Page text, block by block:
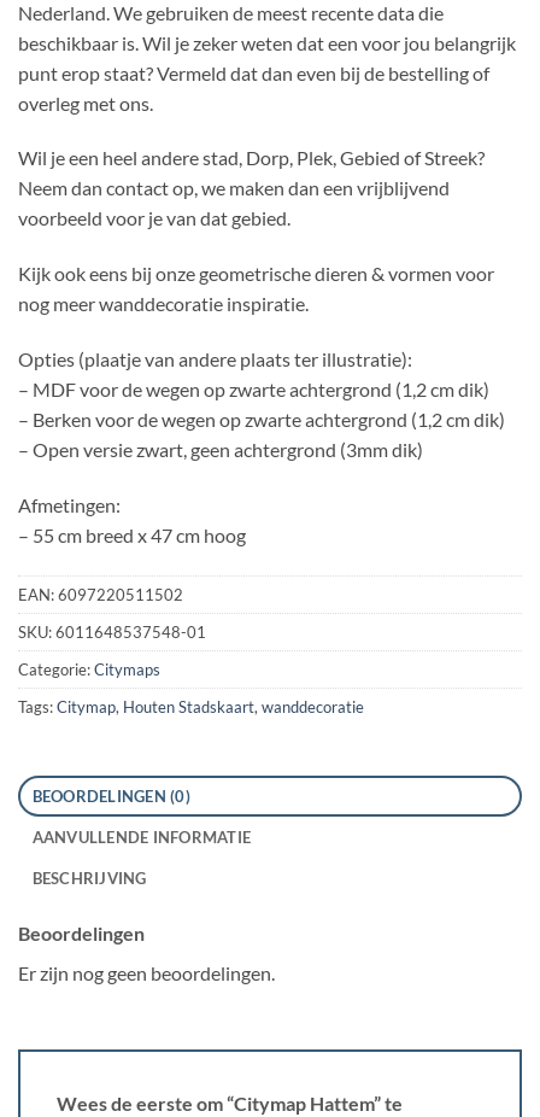
Nederland. We gebruiken de meest recente data die
beschikbaar is. Wil je zeker weten dat een voor jou belangrijk
punt erop staat? Vermeld dat dan even bij de bestelling of
overleg met ons.
Wil je een heel andere stad, Dorp, Plek, Gebied of Streek?
Neem dan contact op, we maken dan een vrijblijvend
voorbeeld voor je van dat gebied.
Kijk ook eens bij onze geometrische dieren & vormen voor
nog meer wanddecoratie inspiratie.
Opties (plaatje van andere plaats ter illustratie):
– MDF voor de wegen op zwarte achtergrond (1,2 cm dik)
– Berken voor de wegen op zwarte achtergrond (1,2 cm dik)
– Open versie zwart, geen achtergrond (3mm dik)
Afmetingen:
– 55 cm breed x 47 cm hoog
EAN:6097220511502
SKU:6011648537548-01
Categorie:Citymaps
Tags:Citymap, Houten Stadskaart, wanddecoratie
BEOORDELINGEN (0)
AANVULLENDE INFORMATIE
BESCHRIJVING
Beoordelingen
Er zijn nog geen beoordelingen.
Wees de eerste om “Citymap Hattem” te